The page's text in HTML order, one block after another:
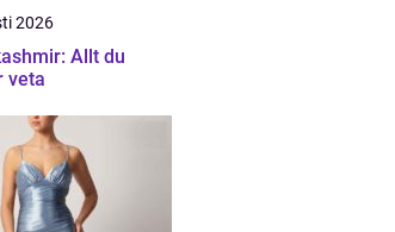
2026
Allt du
veta